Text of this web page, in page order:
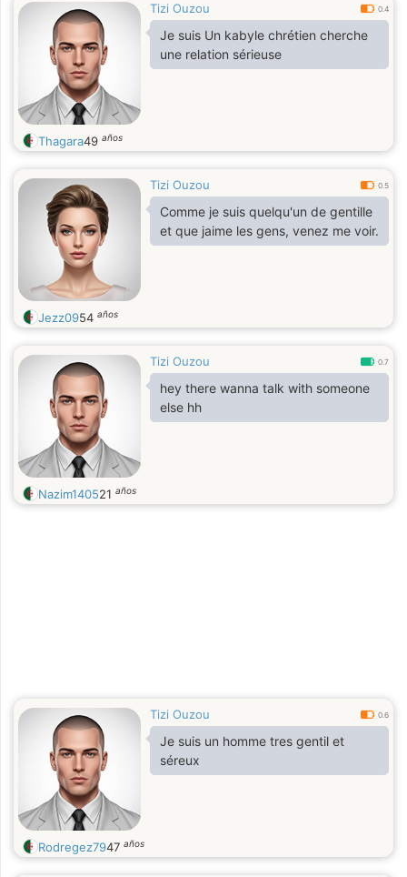
Tizi Ouzou 0.4
Je suis Un kabyle chrétien cherche
une relation sérieuse
Thagara49 años
Tizi Ouzou 0.5
Comme je suis quelqu'un de gentille
et que jaime les gens, venez me voir.
Jezz0954 años
Tizi Ouzou 0.7
hey there wanna talk with someone
else hh
Nazim140521 años
Tizi Ouzou 0.6
Je suis un homme tres gentil et
séreux
Rodregez7947 años